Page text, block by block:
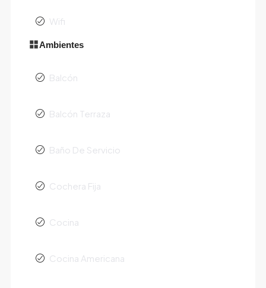
Wifi
Ambientes
Balcón
Balcón Terraza
Baño De Servicio
Cochera Fija
Cocina
Cocina Americana